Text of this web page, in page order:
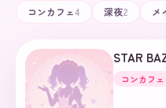
コンカフェ4 深夜2 メ
STAR
コンカフェ